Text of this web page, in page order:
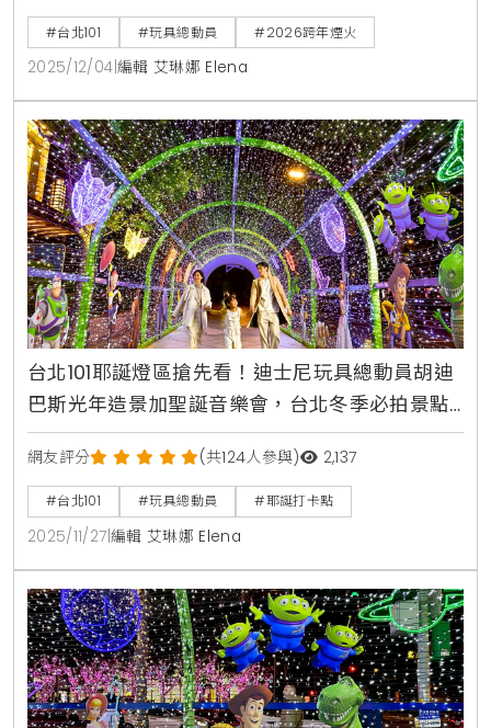
#台北101 #玩具總動員 #2026跨年煙火
2025/12/04 編輯 艾琳娜 Elena
台北101耶誕燈區搶先看！迪士尼玩具總動員胡迪
巴斯光年造景加聖誕音樂會，台北冬季必拍景點
攻略
網友評分 (共124人參與) 2,137
#台北101 #玩具總動員 #耶誕打卡點
2025/11/27 編輯 艾琳娜 Elena